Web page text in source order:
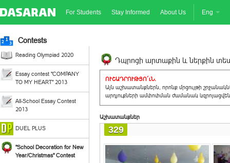
For Students Stay Informed About Us Eng
Contests
Reading Olympiad 2020
Essay contest "COMPANY
TO MY HEART" 2013
All-School Essay Contest
2013
DUEL PLUS
"School Decoration for New
Year/Christmas" Contest
Դպրոցի արտաքին և ներքին
ՈՒՇԱԴՐՈՒԹՅՈ´ւՆ.
Այն աշխատանքներն, որոնք մրցույթի
արդյուքների ամփոփման ժամանակ
Աշխատանքներ
329